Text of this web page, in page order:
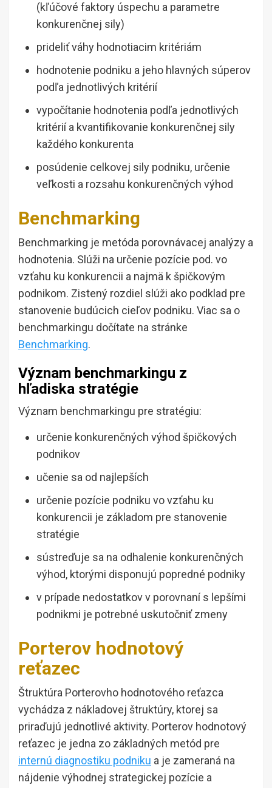
(kľúčové faktory úspechu a parametre
konkurenčnej sily)
prideliť váhy hodnotiacim kritériám
hodnotenie podniku a jeho hlavných súperov
podľa jednotlivých kritérií
vypočítanie hodnotenia podľa jednotlivých
kritérií a kvantifikovanie konkurenčnej sily
každého konkurenta
posúdenie celkovej sily podniku, určenie
veľkosti a rozsahu konkurenčných výhod
Benchmarking
Benchmarking je metóda porovnávacej analýzy a
hodnotenia. Slúži na určenie pozície pod. vo
vzťahu ku konkurencii a najmä k špičkovým
podnikom. Zistený rozdiel slúži ako podklad pre
stanovenie budúcich cieľov podniku. Viac sa o
benchmarkingu dočítate na stránke
Benchmarking.
Význam benchmarkingu z
hľadiska stratégie
Význam benchmarkingu pre stratégiu:
určenie konkurenčných výhod špičkových
podnikov
učenie sa od najlepších
určenie pozície podniku vo vzťahu ku
konkurencii je základom pre stanovenie
stratégie
sústreďuje sa na odhalenie konkurenčných
výhod, ktorými disponujú popredné podniky
v prípade nedostatkov v porovnaní s lepšími
podnikmi je potrebné uskutočniť zmeny
Porterov hodnotový
reťazec
Štruktúra Porterovho hodnotového reťazca
vychádza z nákladovej štruktúry, ktorej sa
priraďujú jednotlivé aktivity. Porterov hodnotový
reťazec je jedna zo základných metód pre
internú diagnostiku podniku a je zameraná na
nájdenie výhodnej strategickej pozície a